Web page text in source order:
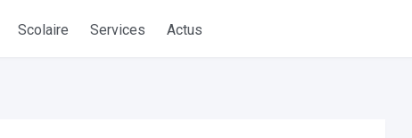
Scolaire Services Actus